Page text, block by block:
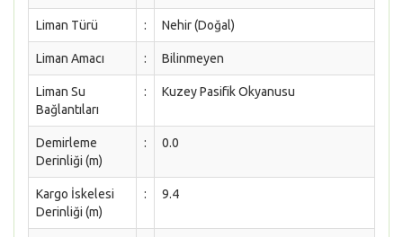
Liman Türü : Nehir (Doğal)
Liman Amacı : Bilinmeyen
Liman Su
Bağlantıları
: Kuzey Pasifik Okyanusu
Demirleme
Derinliği (m)
: 0.0
Kargo İskelesi
Derinliği (m)
: 9.4